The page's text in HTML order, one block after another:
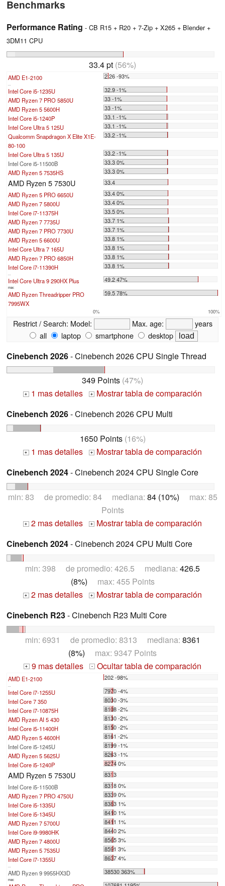
Benchmarks
Performance Rating - CB R15 + R20 + 7-Zip + X265 + Blender +
3DM11 CPU
33.4 pt (56%)
AMD E1-2100 2.26 -93%
Intel Core i5-1235U
32.9 -1%
AMD Ryzen 7 PRO 5850U
33 -1%
AMD Ryzen 5 5600H
33 -1%
Intel Core i5-1240P
33.1 -1%
Intel Core Ultra 5 125U
33.1 -1%
Qualcomm Snapdragon X Elite X1E-
80-100
33.2 -1%
Intel Core Ultra 5 135U
33.2 -1%
Intel Core i5-11500B
33.3 0%
AMD Ryzen 5 7535HS
33.3 0%
AMD Ryzen 5 7530U
33.4
AMD Ryzen 5 PRO 6650U
33.4 0%
AMD Ryzen 7 5800U
33.4 0%
Intel Core i7-11375H
33.5 0%
AMD Ryzen 7 7735U
33.7 1%
AMD Ryzen 7 PRO 7730U
33.7 1%
AMD Ryzen 5 6600U
33.8 1%
Intel Core Ultra 7 165U
33.8 1%
AMD Ryzen 7 PRO 6850H
33.8 1%
Intel Core i7-11390H
33.8 1%
Intel Core Ultra 9 290HX Plus 49.2 47%
max:
AMD Ryzen Threadripper PRO
7995WX
59.5 78%
0% 100%
Restrict / Search: Model: Max. age:
years
all
laptop smartphone desktop
Cinebench 2026- Cinebench 2026 CPU Single Thread
349 Points (47%)
+ 1 mas detalles +
Mostrar tabla de comparación
Cinebench 2026- Cinebench 2026 CPU Multi
1650 Points(16%)
+ 1 mas detalles +
Mostrar tabla de comparación
Cinebench 2024- Cinebench 2024 CPU Single Core
min: 83 de promedio: 84 mediana: 84 (10%) max: 85
Points
+ 2 mas detalles +
Mostrar tabla de comparación
Cinebench 2024- Cinebench 2024 CPU Multi Core
min: 398 de promedio: 426.5 mediana: 426.5
(8%) max: 455 Points
+ 2 mas detalles +
Mostrar tabla de comparación
Cinebench R23- Cinebench R23 Multi Core
min: 6931 de promedio: 8313 mediana: 8361
(8%) max: 9347 Points
+ 9 mas detalles - Ocultar tabla de comparación
AMD E1-2100 202 -98%
Intel Core i7-1255U
7970 -4%
Intel Core 7 350
8030 -3%
Intel Core i7-10875H
8108 -2%
AMD Ryzen AI 5 430
8130 -2%
Intel Core i5-11400H
8150 -2%
AMD Ryzen 5 4600H
8161 -2%
Intel Core i5-1245U
8199 -1%
AMD Ryzen 5 5625U
8263 -1%
Intel Core i5-1240P
8274 0%
AMD Ryzen 5 7530U
8313
Intel Core i5-11500B
8318 0%
AMD Ryzen 7 PRO 4750U
8339 0%
Intel Core i5-1335U
8383 1%
Intel Core i5-1345U
8410 1%
AMD Ryzen 7 5700U
8411 1%
Intel Core i9-9980HK
8440 2%
AMD Ryzen 7 4800U
8565 3%
AMD Ryzen 5 7535U
8591 3%
Intel Core i7-1355U
8637 4%
AMD Ryzen 9 9955HX3D 38530 363%
max: